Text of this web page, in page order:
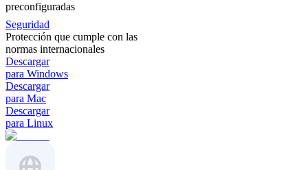
preconfiguradas
Seguridad
Protección que cumple con las
normas internacionales
Descargar
para Windows
Descargar
para Mac
Descargar
para Linux